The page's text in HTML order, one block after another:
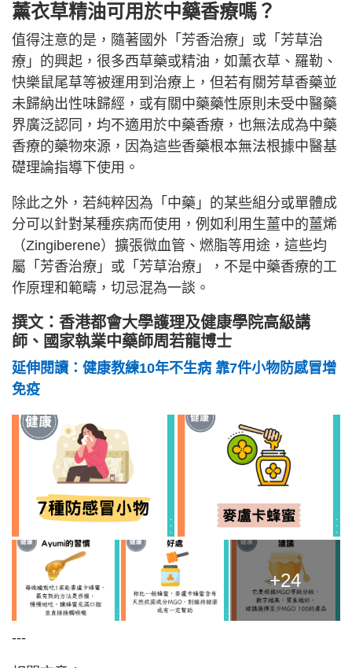
薰衣草精油可用於中藥香療嗎？
值得注意的是，隨著國外「芳香治療」或「芳草治
療」的興起，很多西草藥或精油，如薰衣草、羅勒、
快樂鼠尾草等被運用到治療上，但若有關芳草香藥並
未歸納出性味歸經，或有關中藥藥性原則未受中醫藥
界廣泛認同，均不適用於中藥香療，也無法成為中藥
香療的藥物來源，因為這些香藥根本無法根據中醫基
礎理論指導下使用。
除此之外，若純粹因為「中藥」的某些組分或單體成
分可以針對某種疾病而使用，例如利用生薑中的薑烯
（Zingiberene）擴張微血管、燃脂等用途，這些均
屬「芳香治療」或「芳草治療」，不是中藥香療的工
作原理和範疇，切忌混為一談。
撰文：香港都會大學護理及健康學院高級講
師、國家執業中藥師周若龍博士
延伸閱讀：健康教練10年不生病 靠7件小物防感冒增
免疫
+24
---